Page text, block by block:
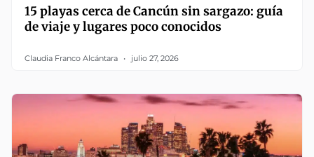
15 playas cerca de Cancún sin sargazo: guía
de viaje y lugares poco conocidos
Claudia Franco Alcántara julio 27, 2026